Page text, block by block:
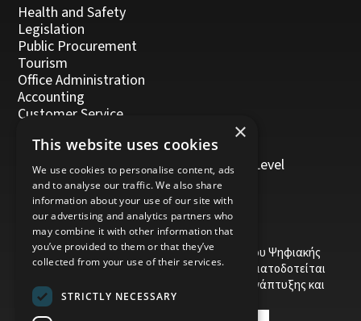
Health and Safety
Legislation
Public Procurement
Tourism
Office Administration
Accounting
Customer Service
Management, Leadership and Coaching
Personal Development
Trainers/Trainer of Vocational Training Level
5/Moodle
Το έργο υποβλήθηκε στα πλαίσια του Σχεδίου Ψηφιακής
αναβάθμισης των Επιχειρήσεων και συγχρηματοδοτείται
από το Ευρωπαϊκό Ταμείο Περιφερειακής Ανάπτυξης και
την Κυπριακή Δημοκρατία.
×
This website uses cookies
We use cookies to personalise content, ads
and to analyse our traffic. We also share
information about your use of our site with
our advertising and analytics partners who
may combine it with other information that
you’ve provided to them or that they’ve
collected from your use of their services.
STRICTLY NECESSARY